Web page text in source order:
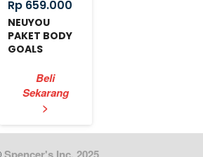
Rp 659.000
NEUYOU
PAKET BODY
GOALS
`
Beli
Sekarang
>